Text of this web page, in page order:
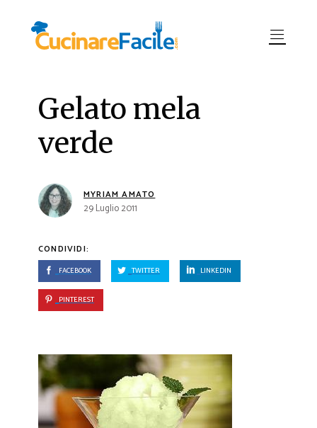
Gelato mela
verde
MYRIAM AMATO
29 Luglio 2011
CONDIVIDI:
FACEBOOK TWITTER LINKEDIN
PINTEREST